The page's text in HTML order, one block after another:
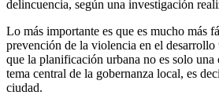
delincuencia, según una investigación
Lo más importante es que es mucho más
prevención de la violencia en el desarrollo
que la planificación urbana no es solo una
tema central de la gobernanza local, es
ciudad.